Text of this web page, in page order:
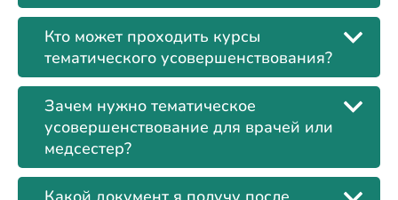
Кто может проходить курсы
тематического усовершенствования?
Зачем нужно тематическое
усовершенствование для врачей или
медсестер?